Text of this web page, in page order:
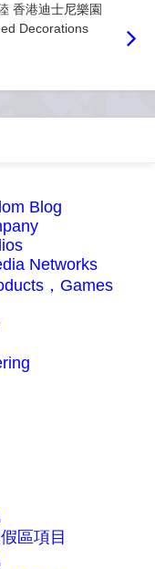
香港迪士尼樂園
Decorations
Blog
Networks
，Games
區項目